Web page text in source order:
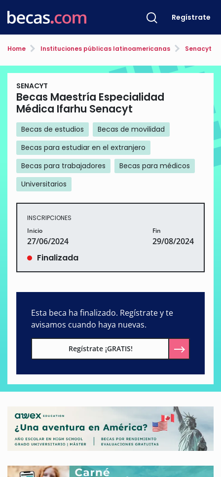
Regístrate
Home Instituciones públicas latinoamericanas Senacyt
SENACYT
Becas Maestría Especialidad
Médica Ifarhu Senacyt
Becas de estudios
Becas de movilidad
Becas para estudiar en el extranjero
Becas para trabajadores
Becas para médicos
Universitarios
INSCRIPCIONES
Inicio
27/06/2024
Fin
29/08/2024
Finalizada
Esta beca ha finalizado. Regístrate y te
avisamos cuando haya nuevas.
Regístrate ¡GRATIS!